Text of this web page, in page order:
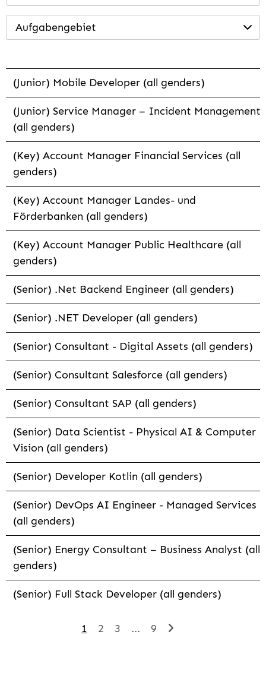
Aufgabengebiet
(Junior) Mobile Developer (all genders)
(Junior) Service Manager – Incident Management
(all genders)
(Key) Account Manager Financial Services (all
genders)
(Key) Account Manager Landes- und
Förderbanken (all genders)
(Key) Account Manager Public Healthcare (all
genders)
(Senior) .Net Backend Engineer (all genders)
(Senior) .NET Developer (all genders)
(Senior) Consultant - Digital Assets (all genders)
(Senior) Consultant Salesforce (all genders)
(Senior) Consultant SAP (all genders)
(Senior) Data Scientist - Physical AI & Computer
Vision (all genders)
(Senior) Developer Kotlin (all genders)
(Senior) DevOps AI Engineer - Managed Services
(all genders)
(Senior) Energy Consultant – Business Analyst (all
genders)
(Senior) Full Stack Developer (all genders)
1 2 3 ... 9